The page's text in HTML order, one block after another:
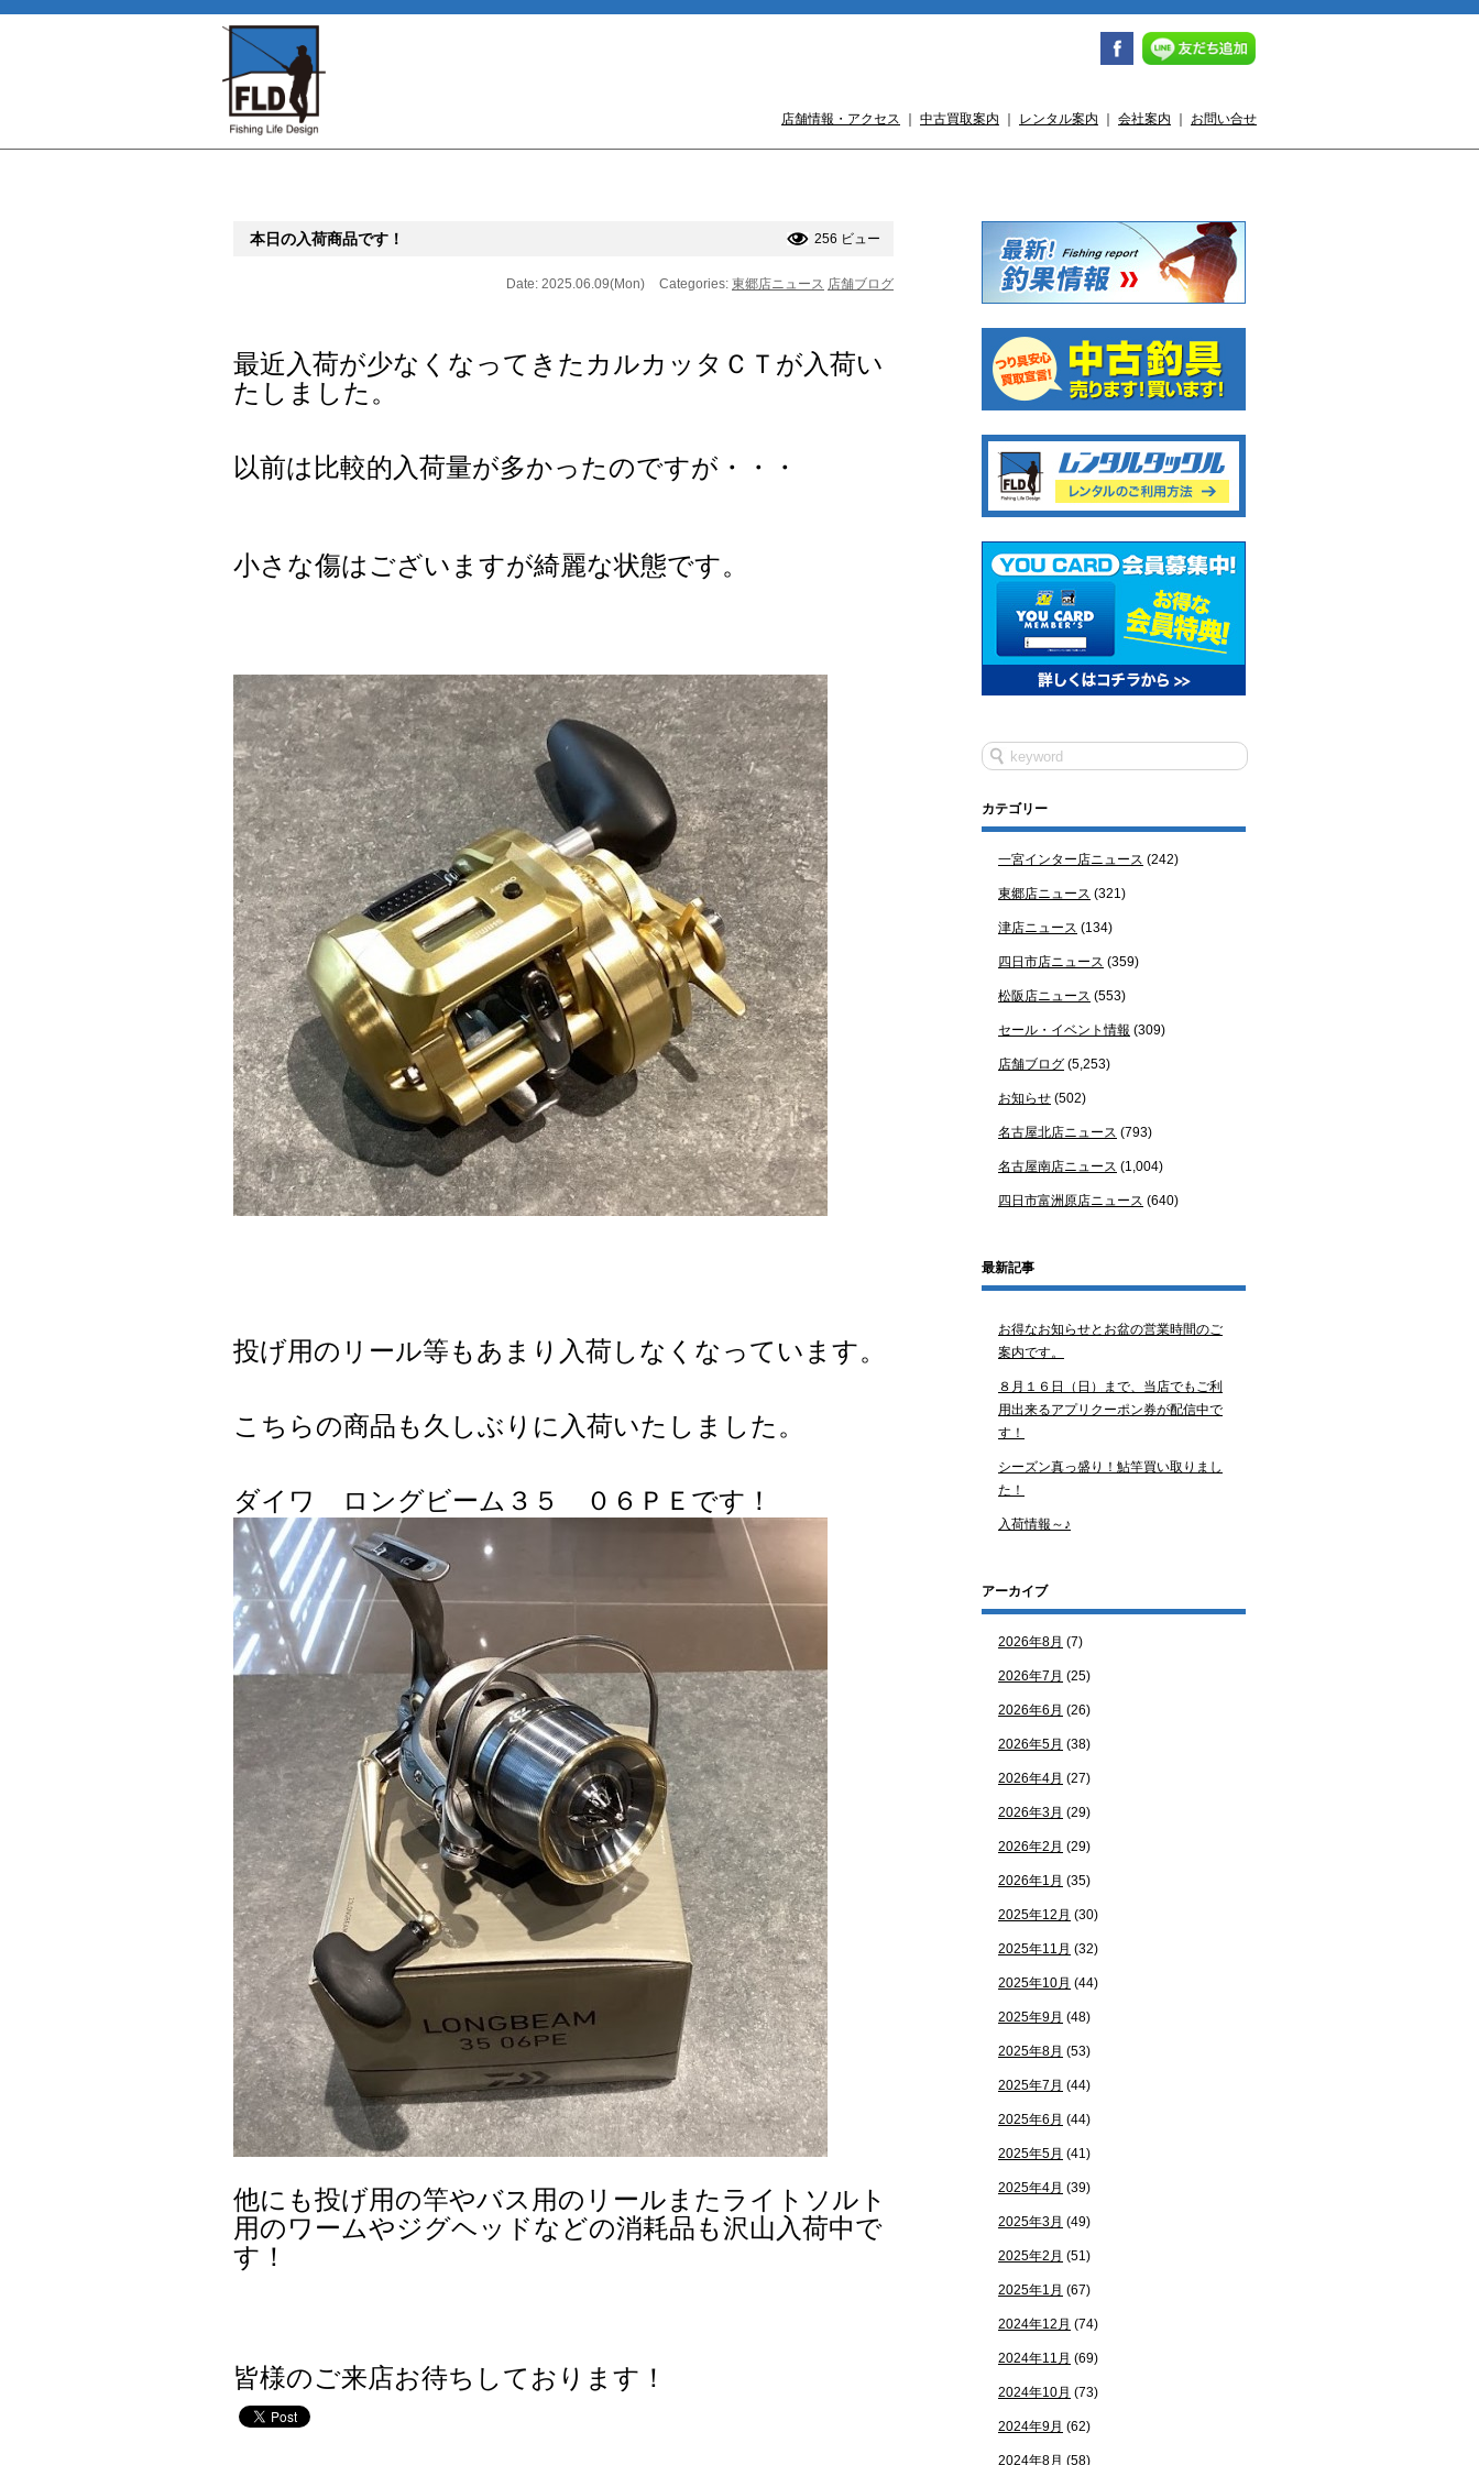
店舗情報・アクセス 中古買取案内 レンタル案内 会社案内 お問い合せ
本日の入荷商品です！ 256 ビュー
Date: 2025.06.09(Mon) Categories: 東郷店ニュース 店舗ブログ
最近入荷が少なくなってきたカルカッタＣＴが入荷い
たしました。
以前は比較的入荷量が多かったのですが・・・
小さな傷はございますが綺麗な状態です。
投げ用のリール等もあまり入荷しなくなっています。
こちらの商品も久しぶりに入荷いたしました。
ダイワ ロングビーム３５ ０６ＰＥです！
他にも投げ用の竿やバス用のリールまたライトソルト
用のワームやジグヘッドなどの消耗品も沢山入荷中で
す！
皆様のご来店お待ちしております！
カテゴリー
一宮インター店ニュース (242)
東郷店ニュース (321)
津店ニュース (134)
四日市店ニュース (359)
松阪店ニュース (553)
セール・イベント情報 (309)
店舗ブログ (5,253)
お知らせ (502)
名古屋北店ニュース (793)
名古屋南店ニュース (1,004)
四日市富洲原店ニュース (640)
最新記事
お得なお知らせとお盆の営業時間のご
案内です。
８月１６日（日）まで、当店でもご利
用出来るアプリクーポン券が配信中で
す！
シーズン真っ盛り！鮎竿買い取りまし
た！
入荷情報～♪
アーカイブ
2026年8月 (7)
2026年7月 (25)
2026年6月 (26)
2026年5月 (38)
2026年4月 (27)
2026年3月 (29)
2026年2月 (29)
2026年1月 (35)
2025年12月 (30)
2025年11月 (32)
2025年10月 (44)
2025年9月 (48)
2025年8月 (53)
2025年7月 (44)
2025年6月 (44)
2025年5月 (41)
2025年4月 (39)
2025年3月 (49)
2025年2月 (51)
2025年1月 (67)
2024年12月 (74)
2024年11月 (69)
2024年10月 (73)
2024年9月 (62)
2024年8月 (58)